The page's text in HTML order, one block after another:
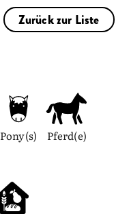
Zurück zur Liste
Pony(s) Pferd(e)